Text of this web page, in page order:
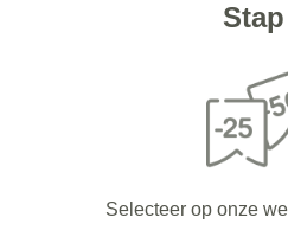
Selecteer op onze